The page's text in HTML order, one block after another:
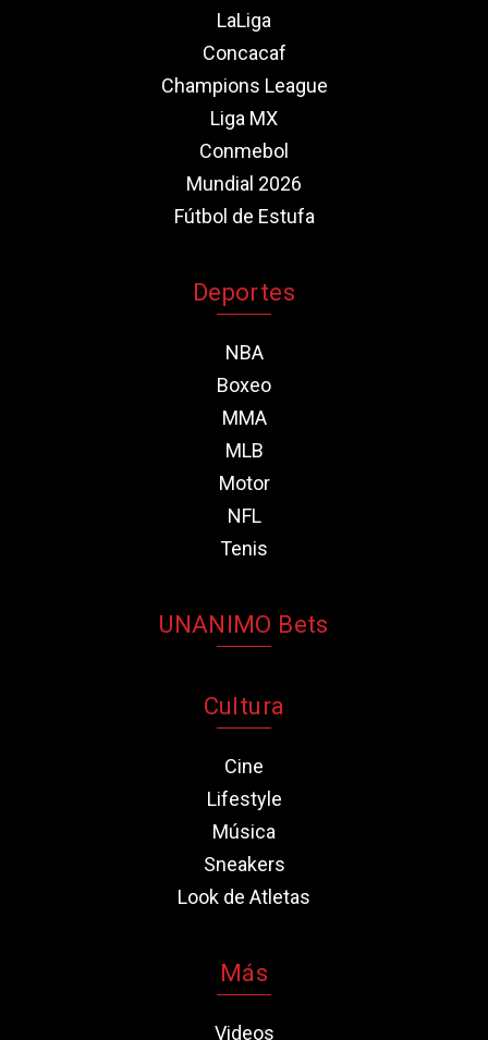
LaLiga
Concacaf
Champions League
Liga MX
Conmebol
Mundial 2026
Fútbol de Estufa
Deportes
NBA
Boxeo
MMA
MLB
Motor
NFL
Tenis
UNANIMO Bets
Cultura
Cine
Lifestyle
Música
Sneakers
Look de Atletas
Más
Videos